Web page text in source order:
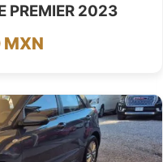
PREMIER 2023